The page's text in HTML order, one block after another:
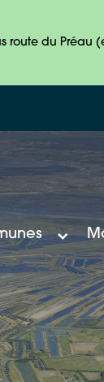
route du Préau